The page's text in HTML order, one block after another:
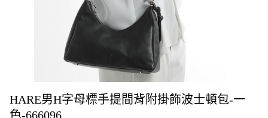
HARE男H字母標手提間背附掛飾波士頓包-一
色-666096